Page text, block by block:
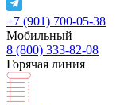
+7 (901) 700-05-38
Мобильный
8 (800) 333-82-08
Горячая линия